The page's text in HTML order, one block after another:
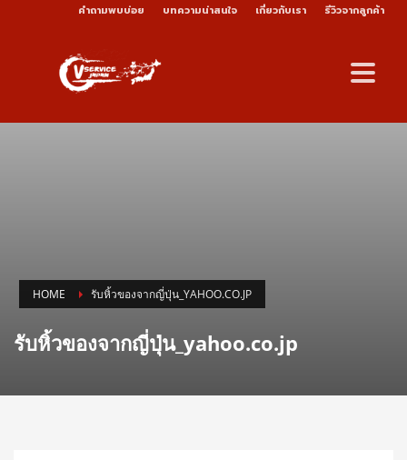
คำถามพบบ่อย บทความน่าสนใจ เกี่ยวกับเรา รีวิวจากลูกค้า
HOME รับหิ้วของจากญี่ปุ่น_YAHOO.CO.JP
รับหิ้วของจากญี่ปุ่น_yahoo.co.jp